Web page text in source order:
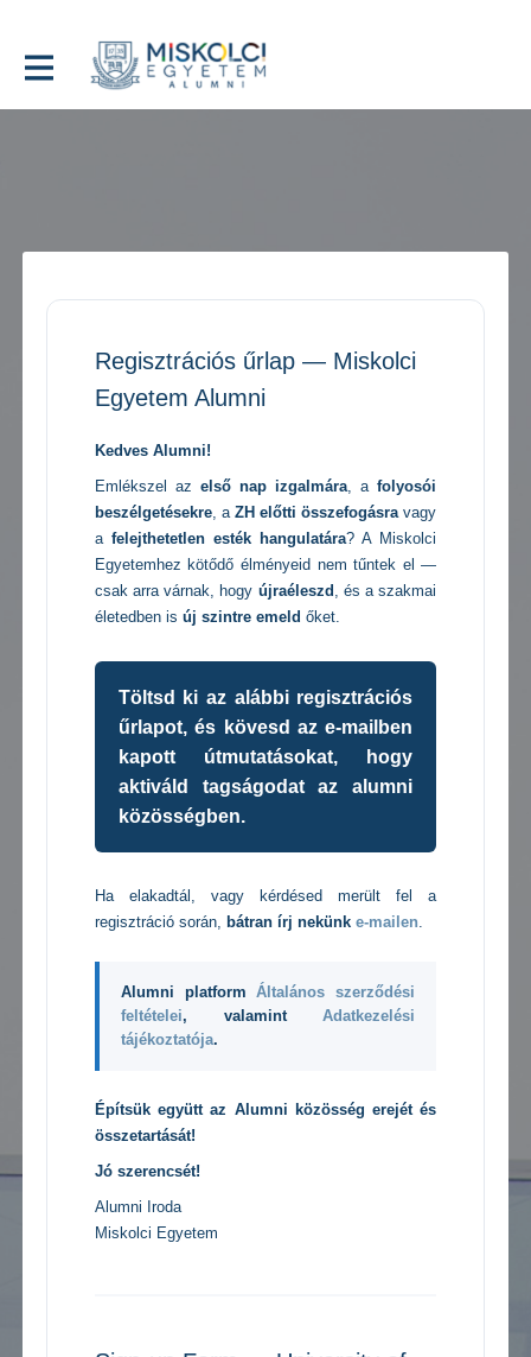
Regisztrációs űrlap — Miskolci
Egyetem Alumni
Kedves Alumni!
Emlékszel az első nap izgalmára, afolyosói
beszélgetésekre, a ZH előtti összefogásravagy
a felejthetetlen esték hangulatára? A Miskolci
Egyetemhez kötődő élményeid nem tűntek el —
csak arra várnak, hogy újraéleszd , és a szakmai
életedben is új szintre emeld őket.
Töltsd ki az alábbi regisztrációs
űrlapot, és kövesd az e-mailben
kapott útmutatásokat, hogy
aktiváld tagságodat az alumni
közösségben.
Ha elakadtál, vagy kérdésed merült fel a
regisztráció során, bátran írj nekünk e-mailen.
Alumni platformÁltalános szerződési
feltételei, valamintAdatkezelési
tájékoztatója.
Építsük együtt az Alumni közösség erejét és
összetartását!
Jó szerencsét!
Alumni Iroda
Miskolci Egyetem